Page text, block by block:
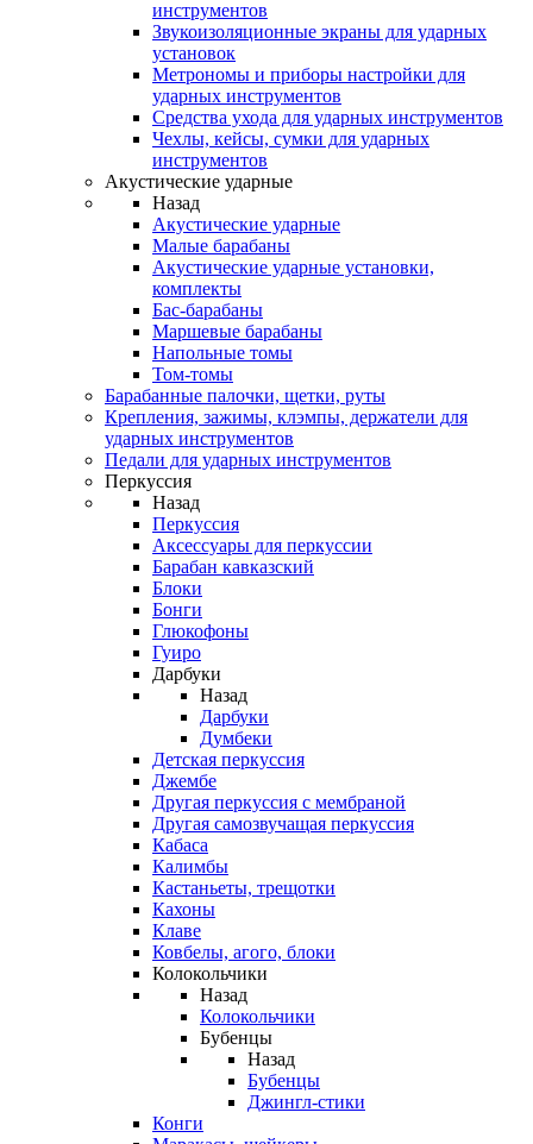
инструментов
Звукоизоляционные экраны для ударных
установок
Метрономы и приборы настройки для
ударных инструментов
Средства ухода для ударных инструментов
Чехлы, кейсы, сумки для ударных
инструментов
Акустические ударные
Назад
Акустические ударные
Mалые барабаны
Акустические ударные установки,
комплекты
Бас-барабаны
Маршевые барабаны
Напольные томы
Том-томы
Барабанные палочки, щетки, руты
Крепления, зажимы, клэмпы, держатели для
ударных инструментов
Педали для ударных инструментов
Перкуссия
Назад
Перкуссия
Аксессуары для перкуссии
Барабан кавказский
Блоки
Бонги
Глюкофоны
Гуиро
Дарбуки
Назад
Дарбуки
Думбеки
Детская перкуссия
Джембе
Другая перкуссия с мембраной
Другая самозвучащая перкуссия
Кабаса
Калимбы
Кастаньеты, трещотки
Кахоны
Клаве
Ковбелы, агого, блоки
Колокольчики
Назад
Колокольчики
Бубенцы
Назад
Бубенцы
Джингл-стики
Конги